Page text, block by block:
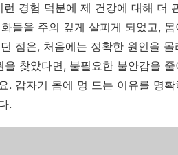
경험 덕분에 제 건강에 대해 더
들을 주의 깊게 살피게 되었고,
점은, 처음에는 정확한 원인을
찾았다면, 불필요한 불안감을
. 갑자기 몸에 멍 드는 이유를 명
.